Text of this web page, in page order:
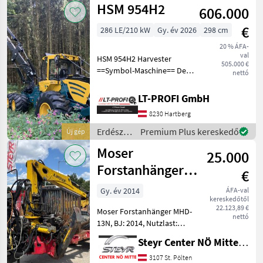
faipari
Sonstige
Új gép
HSM 954H2
606.000
€
20 % ÁFA-
val
505.000 €
nettó
286 LE/210 kW Gy. év 2026 298 cm
HSM 954H2 Harvester
==Symbol-Maschine== Der
agiler und kompakter 6-
Rad-Harvester, der speziell
für anspruchsvolle
Forsteinsätze entwicke
LT-PROFI GmbH
8230 Hartberg
Erdészeti
és
faipari
gépek /
HSM
Premium Plus kereskedő
Moser
Forstanhänger
MHD-13N mit
Forstkran MKZ 9
25.000
€
ÁFA-val
kereskedőtől
22.123,89 €
nettó
Gy. év 2014
Moser Forstanhänger MHD-
13N, BJ: 2014, Nutzlast:
8.500 kg, Druckluftbremse,
4 Stück Rungenpaare,
Beleuchtung, Antrieb,
Steyr Center NÖ Mitte Landmaschinentechnik GmbH
3107 St. Pölten